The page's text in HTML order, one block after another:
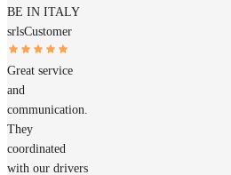
BE IN ITALY
srlsCustomer
Great service
and
communication.
They
coordinated
with our drivers